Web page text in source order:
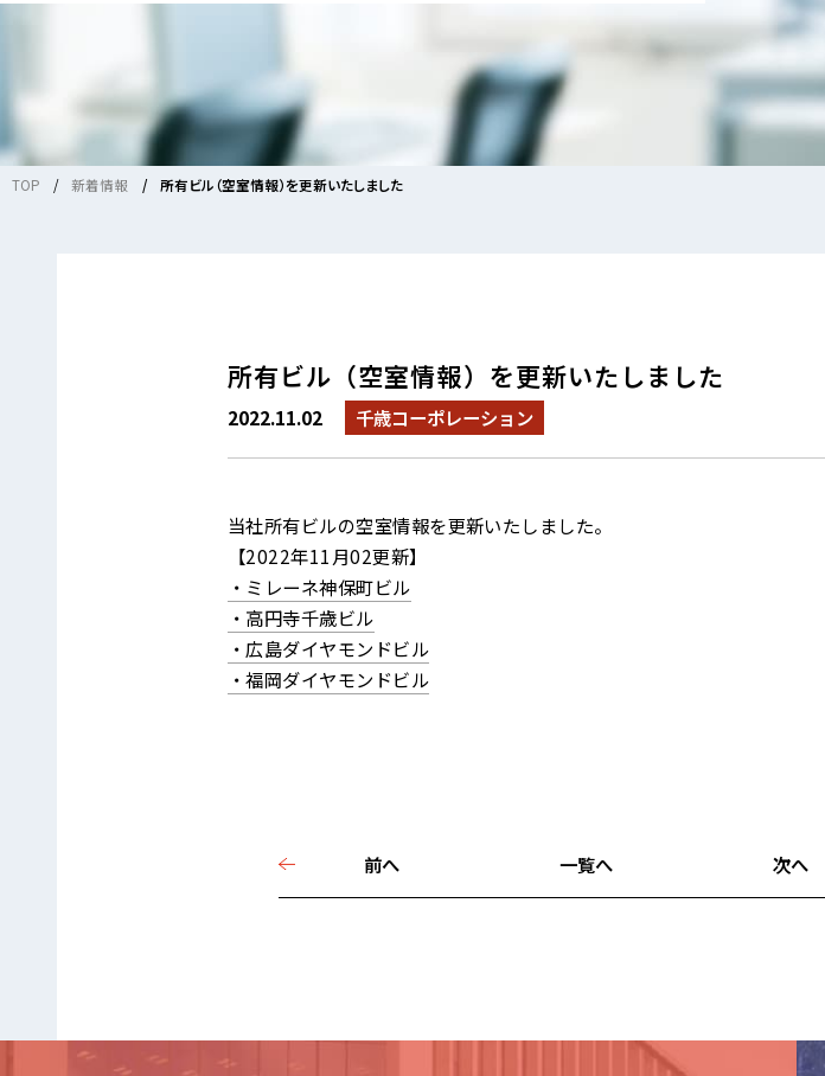
TOP 新着情報 所有ビル（空室情報）を更新いたしました
所有ビル（空室情報）を更新いたしました
2022.11.02 千歳コーポレーション
当社所有ビルの空室情報を更新いたしました。
【2022年11月02更新】
・ミレーネ神保町ビル
・高円寺千歳ビル
・広島ダイヤモンドビル
・福岡ダイヤモンドビル
前へ 一覧へ 次へ